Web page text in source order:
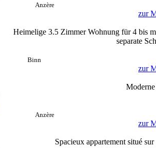
Anzère
zur
Heimelige 3.5 Zimmer Wohnung für 4 bis
separate
Binn
zur
Anzère
zur
Spacieux appartement situé